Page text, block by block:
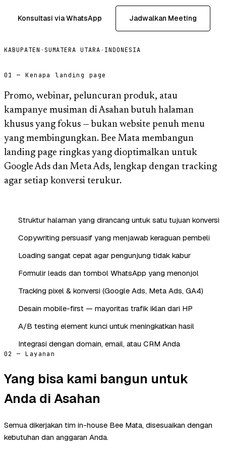
Konsultasi via WhatsApp Jadwalkan Meeting
KABUPATEN · SUMATERA UTARA · INDONESIA
01 — Kenapa landing page
Promo, webinar, peluncuran produk, atau
kampanye musiman di Asahan butuh halaman
khusus yang fokus — bukan website penuh menu
yang membingungkan. Bee Mata membangun
landing page ringkas yang dioptimalkan untuk
Google Ads dan Meta Ads, lengkap dengan tracking
agar setiap konversi terukur.
Struktur halaman yang dirancang untuk satu tujuan konversi
Copywriting persuasif yang menjawab keraguan pembeli
Loading sangat cepat agar pengunjung tidak kabur
Formulir leads dan tombol WhatsApp yang menonjol
Tracking pixel & konversi (Google Ads, Meta Ads, GA4)
Desain mobile-first — mayoritas trafik iklan dari HP
A/B testing element kunci untuk meningkatkan hasil
Integrasi dengan domain, email, atau CRM Anda
02 — Layanan
Yang bisa kami bangun untuk
Anda di Asahan
Semua dikerjakan tim in-house Bee Mata, disesuaikan dengan
kebutuhan dan anggaran Anda.